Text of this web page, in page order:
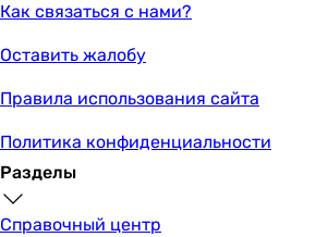
Как связаться с нами?
Оставить жалобу
Правила использования сайта
Политика конфиденциальности
Разделы
Справочный центр